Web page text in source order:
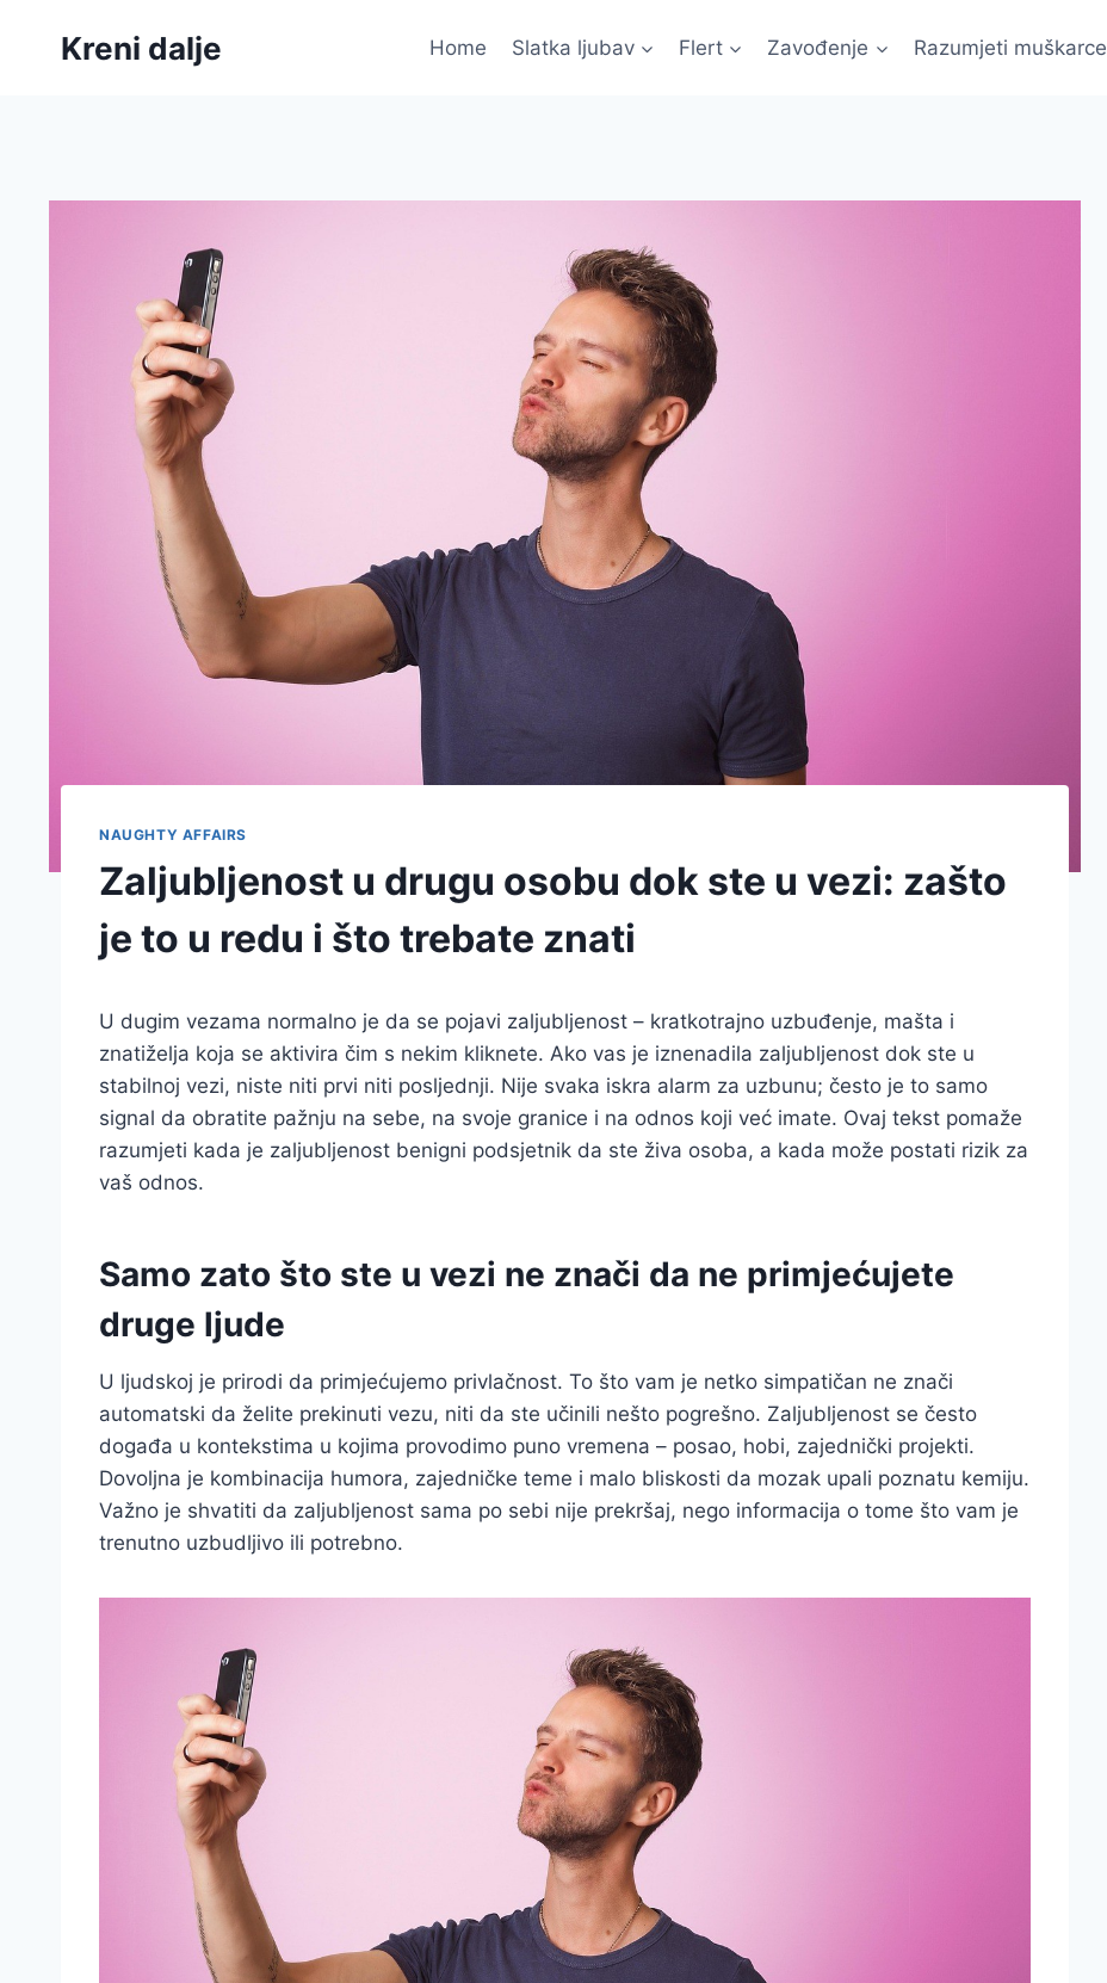
Kreni dalje Home Slatka ljubav Flert Zavođenje Razumjeti muškarce
NAUGHTY AFFAIRS
Zaljubljenost u drugu osobu dok ste u vezi: zašto
je to u redu i što trebate znati
U dugim vezama normalno je da se pojavi zaljubljenost – kratkotrajno uzbuđenje, mašta i
znatiželja koja se aktivira čim s nekim kliknete. Ako vas je iznenadila zaljubljenost dok ste u
stabilnoj vezi, niste niti prvi niti posljednji. Nije svaka iskra alarm za uzbunu; često je to samo
signal da obratite pažnju na sebe, na svoje granice i na odnos koji već imate. Ovaj tekst pomaže
razumjeti kada je zaljubljenost benigni podsjetnik da ste živa osoba, a kada može postati rizik za
vaš odnos.
Samo zato što ste u vezi ne znači da ne primjećujete
druge ljude
U ljudskoj je prirodi da primjećujemo privlačnost. To što vam je netko simpatičan ne znači
automatski da želite prekinuti vezu, niti da ste učinili nešto pogrešno. Zaljubljenost se često
događa u kontekstima u kojima provodimo puno vremena – posao, hobi, zajednički projekti.
Dovoljna je kombinacija humora, zajedničke teme i malo bliskosti da mozak upali poznatu kemiju.
Važno je shvatiti da zaljubljenost sama po sebi nije prekršaj, nego informacija o tome što vam je
trenutno uzbudljivo ili potrebno.